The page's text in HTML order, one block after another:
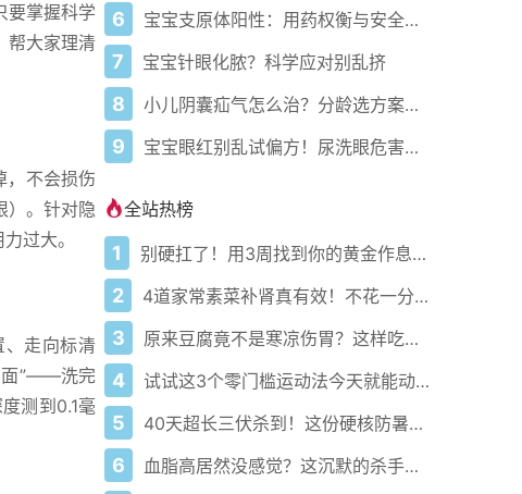
要掌握科学
帮大家理清
，不会损伤
）。针对隐
过大。
、走向标清
面”——洗完
测到0.1毫
6 宝宝支原体阳性：用药权衡与安全应对指南
7 宝宝针眼化脓？科学应对别乱挤
8 小儿阴囊疝气怎么治？分龄选方案更科学
9 宝宝眼红别乱试偏方！尿洗眼危害极大
全站热榜
1 别硬扛了！用3周找到你的黄金作息你的身体在等你
2 4道家常素菜补肾真有效！不花一分钱还比生蚝更温和
3 原来豆腐竟不是寒凉伤胃？这样吃才真香
4 试试这3个零门槛运动法今天就能动起来
5 40天超长三伏杀到！这份硬核防暑攻略让你稳过整个夏天
6 血脂高居然没感觉？这沉默的杀手正悄悄盯上你！